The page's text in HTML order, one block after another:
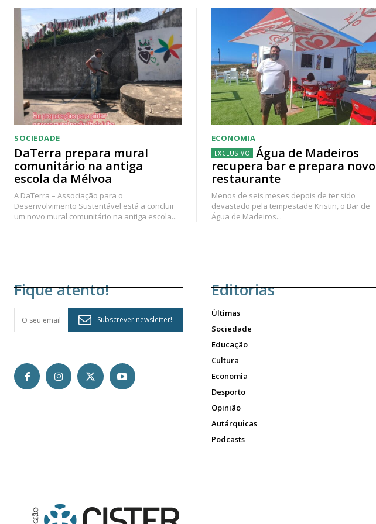
SOCIEDADE
DaTerra prepara mural
comunitário na antiga
escola da Mélvoa
A DaTerra – Associação para o
Desenvolvimento Sustentável está a concluir
um novo mural comunitário na antiga escola...
ECONOMIA
Água de Madeiros
recupera bar e prepara novo
restaurante
Menos de seis meses depois de ter sido
devastado pela tempestade Kristin, o Bar de
Água de Madeiros...
Fique atento!
Subscrever newsletter!
Editorias
Últimas
Sociedade
Educação
Cultura
Economia
Desporto
Opinião
Autárquicas
Podcasts